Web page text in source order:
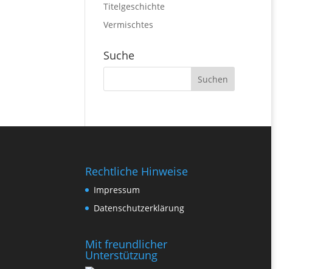
Titelgeschichte
Vermischtes
Suche
Rechtliche Hinweise
Impressum
Datenschutzerklärung
Mit freundlicher
Unterstützung